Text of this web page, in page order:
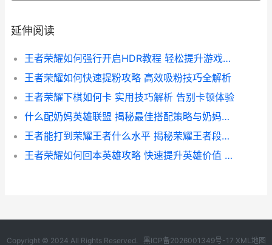
延伸阅读
王者荣耀如何强行开启HDR教程 轻松提升游戏画质体验攻略
王者荣耀如何快速提粉攻略 高效吸粉技巧全解析
王者荣耀下棋如何卡 实用技巧解析 告别卡顿体验
什么配奶妈英雄联盟 揭秘最佳搭配策略与奶妈英雄选择指南
王者能打到荣耀王者什么水平 揭秘荣耀王者段位实力解析
王者荣耀如何回本英雄攻略 快速提升英雄价值 告别血本无归
Copyright © 2024 All Rights Reserved. 黑ICP备2026001349号-17 XML地图